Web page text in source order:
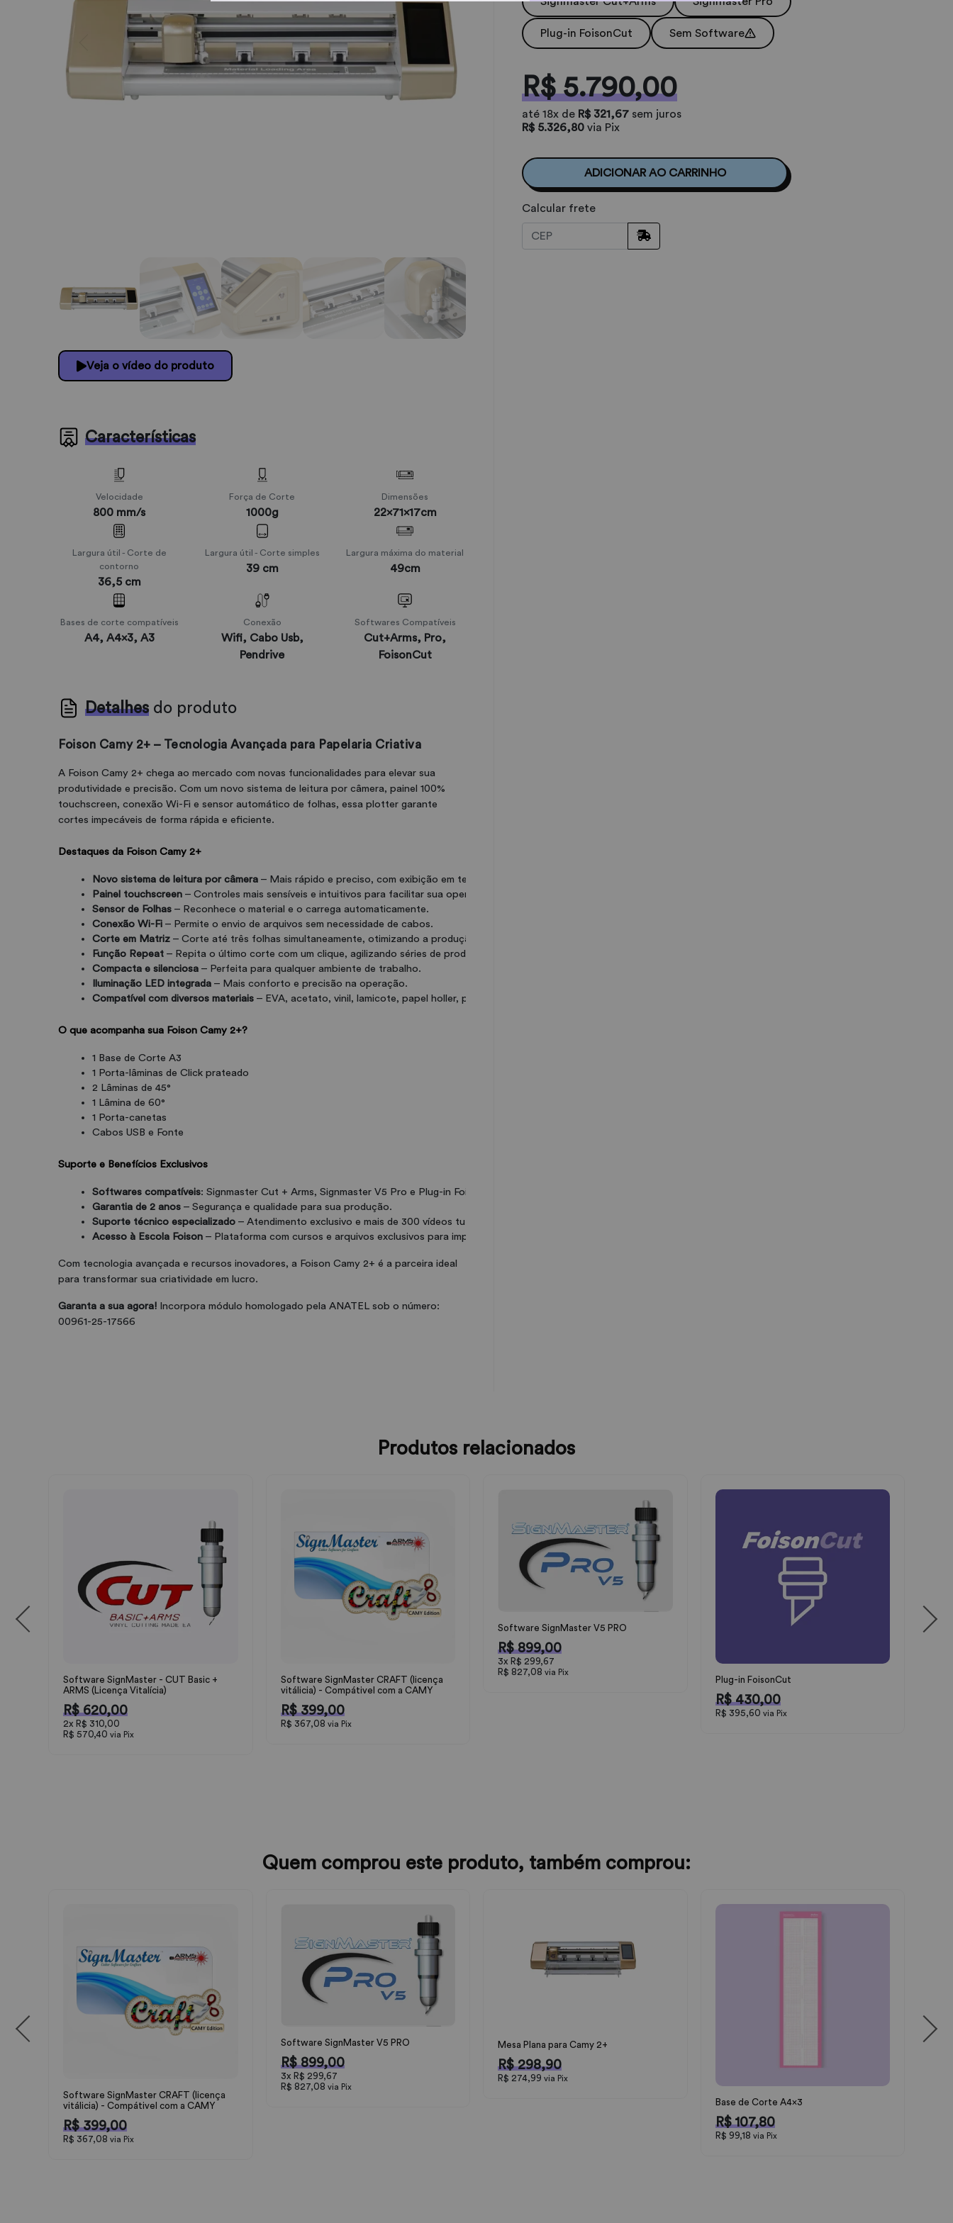
Veja o vídeo do produto
Características
Velocidade
800 mm/s
Força de Corte
1000g
Dimensões
22x71x17cm
Largura útil - Corte de
contorno
36,5 cm
Largura útil - Corte simples
39 cm
Largura máxima do material
49cm
Bases de corte compatíveis
A4, A4x3, A3
Conexão
Wifi, Cabo Usb,
Pendrive
Softwares Compatíveis
Cut+Arms, Pro,
FoisonCut
Detalhes do produto
Foison Camy 2+ – Tecnologia Avançada para Papelaria Criativa
A Foison Camy 2+ chega ao mercado com novas funcionalidades para elevar sua
produtividade e precisão. Com um novo sistema de leitura por câmera, painel 100%
touchscreen, conexão Wi-Fi e sensor automático de folhas, essa plotter garante
cortes impecáveis de forma rápida e eficiente.
Destaques da Foison Camy 2+
Novo sistema de leitura por câmera – Mais rápido e preciso, com exibição em tempo real no painel.
Painel touchscreen – Controles mais sensíveis e intuitivos para facilitar sua operação.
Sensor de Folhas – Reconhece o material e o carrega automaticamente.
Conexão Wi-Fi – Permite o envio de arquivos sem necessidade de cabos.
Corte em Matriz – Corte até três folhas simultaneamente, otimizando a produção.
Função Repeat – Repita o último corte com um clique, agilizando séries de produção.
Compacta e silenciosa – Perfeita para qualquer ambiente de trabalho.
Iluminação LED integrada – Mais conforto e precisão na operação.
Compatível com diversos materiais – EVA, acetato, vinil, lamicote, papel holler, paraná e muito mais.
O que acompanha sua Foison Camy 2+?
1 Base de Corte A3
1 Porta-lâminas de Click prateado
2 Lâminas de 45°
1 Lâmina de 60°
1 Porta-canetas
Cabos USB e Fonte
Suporte e Benefícios Exclusivos
Softwares compatíveis: Signmaster Cut + Arms, Signmaster V5 Pro e Plug-in FoisonCut
Garantia de 2 anos – Segurança e qualidade para sua produção.
Suporte técnico especializado – Atendimento exclusivo e mais de 300 vídeos tutoriais no YouTube.
Acesso à Escola Foison – Plataforma com cursos e arquivos exclusivos para impulsionar seu negócio.
Com tecnologia avançada e recursos inovadores, a Foison Camy 2+ é a parceira ideal
para transformar sua criatividade em lucro.
Garanta a sua agora! Incorpora módulo homologado pela ANATEL sob o número:
00961-25-17566
Plug-in FoisonCut Sem Software
R$ 5.790,00
até 18x de R$ 321,67 sem juros
R$ 5.326,80 via Pix
ADICIONAR AO CARRINHO
Calcular frete
Produtos relacionados
Software SignMaster - CUT Basic +
ARMS (Licença Vitalícia)
R$ 620,00
2x R$ 310,00
R$ 570,40 via Pix
Software SignMaster CRAFT (licença
vitálicia) - Compátivel com a CAMY
R$ 399,00
R$ 367,08 via Pix
Software SignMaster V5 PRO
R$ 899,00
3x R$ 299,67
R$ 827,08 via Pix
Plug-in FoisonCut
R$ 430,00
R$ 395,60 via Pix
Quem comprou este produto, também comprou:
Software SignMaster CRAFT (licença
vitálicia) - Compátivel com a CAMY
R$ 399,00
R$ 367,08 via Pix
Software SignMaster V5 PRO
R$ 899,00
3x R$ 299,67
R$ 827,08 via Pix
Mesa Plana para Camy 2+
R$ 298,90
R$ 274,99 via Pix
Base de Corte A4x3
R$ 107,80
R$ 99,18 via Pix